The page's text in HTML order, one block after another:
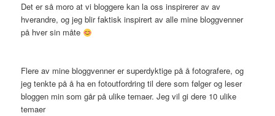
Det er så moro at vi bloggere kan la oss inspirerer av av
hverandre, og jeg blir faktisk inspirert av alle mine bloggvenner
på hver sin måte
Flere av mine bloggvenner er superdyktige på å fotografere, og
jeg tenkte på å ha en fotoutfordring til dere som følger og leser
bloggen min som går på ulike temaer. Jeg vil gi dere 10 ulike
temaer